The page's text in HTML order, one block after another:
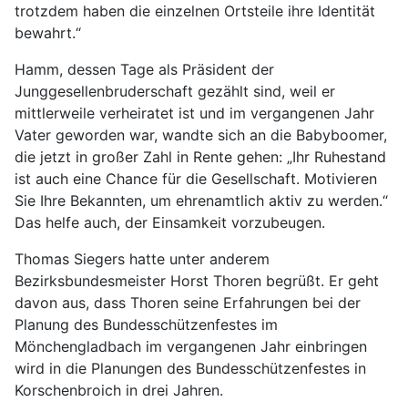
trotzdem haben die einzelnen Ortsteile ihre Identität
bewahrt.“
Hamm, dessen Tage als Präsident der
Junggesellenbruderschaft gezählt sind, weil er
mittlerweile verheiratet ist und im vergangenen Jahr
Vater geworden war, wandte sich an die Babyboomer,
die jetzt in großer Zahl in Rente gehen: „Ihr Ruhestand
ist auch eine Chance für die Gesellschaft. Motivieren
Sie Ihre Bekannten, um ehrenamtlich aktiv zu werden.“
Das helfe auch, der Einsamkeit vorzubeugen.
Thomas Siegers hatte unter anderem
Bezirksbundesmeister Horst Thoren begrüßt. Er geht
davon aus, dass Thoren seine Erfahrungen bei der
Planung des Bundesschützenfestes im
Mönchengladbach im vergangenen Jahr einbringen
wird in die Planungen des Bundesschützenfestes in
Korschenbroich in drei Jahren.